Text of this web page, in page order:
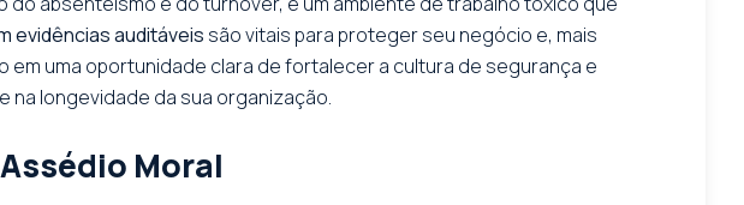
evidências auditáveis são vitais para proteger seu negócio e, mais
uma oportunidade clara de fortalecer a cultura de segurança e
na longevidade da sua organização.
Moral